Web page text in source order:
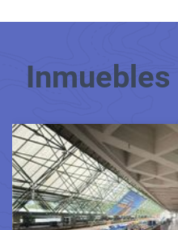
Inmuebles